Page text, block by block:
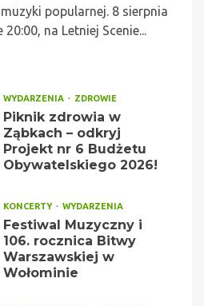
popularnej. 8 sierpnia
na Letniej Scenie...
WYDARZENIA ZDROWIE
Piknik zdrowia w
Ząbkach – odkryj
Projekt nr 6 Budżetu
Obywatelskiego 2026!
KONCERTY WYDARZENIA
Festiwal Muzyczny i
106. rocznica Bitwy
Warszawskiej w
Wołominie